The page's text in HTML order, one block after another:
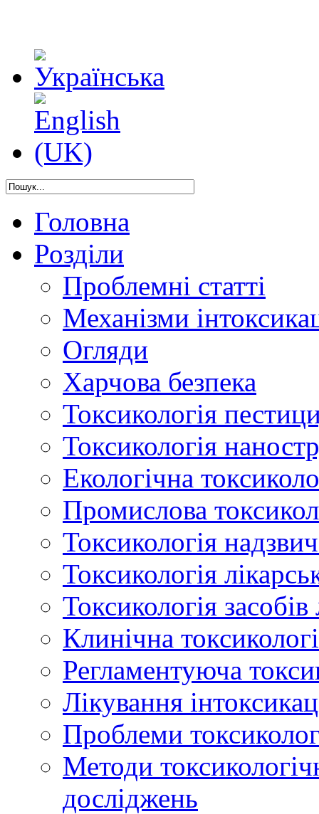
Головна
Розділи
Проблемні статті
Механізми
Огляди
Харчова безпека
Токсикологія
Токсикологія
Екологічна
Промислова
Токсикологія
Токсикологія
Токсикологія
Клинічна
Регламентуюча
Лікування
Проблеми
Методи
досліджень